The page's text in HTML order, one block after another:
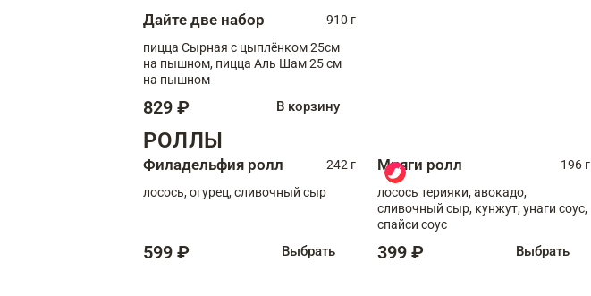
Дайте две набор
910 г
пицца Сырная с цыплёнком 25см
на пышном, пицца Аль Шам 25 см
на пышном
829 ₽ В корзину
РОЛЛЫ
Филадельфия ролл
242 г
лосось, огурец, сливочный сыр
599 ₽ Выбрать
Мияги ролл
196 г
лосось терияки, авокадо,
сливочный сыр, кунжут, унаги соус,
спайси соус
399 ₽ Выбрать